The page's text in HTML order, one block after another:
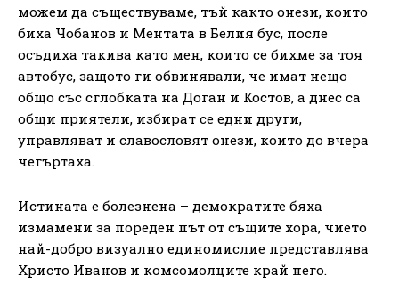
можем да съществуваме, тъй както онези, които
биха Чобанов и Ментата в Белия бус, после
осъдиха такива като мен, които се бихме за тоя
автобус, защото ги обвинявали, че имат нещо
общо със сглобката на Доган и Костов, а днес са
общи приятели, избират се едни други,
управляват и славословят онези, които до вчера
чегъртаха.
Истината е болезнена – демократите бяха
измамени за пореден път от същите хора, чието
най-добро визуално единомислие представлява
Христо Иванов и комсомолците край него.